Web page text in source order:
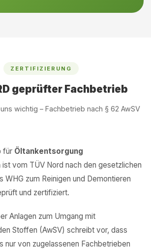
ZERTIFIZIERUNG
geprüfter Fachbetrieb
wichtig – Fachbetrieb nach § 62 AwSV
für Öltankentsorgung
ist vom TÜV Nord nach den gesetzlichen
WHG zum Reinigen und Demontieren
und zertifiziert.
Anlagen zum Umgang mit
Stoffen (AwSV) schreibt vor, dass
nur von zugelassenen Fachbetrieben